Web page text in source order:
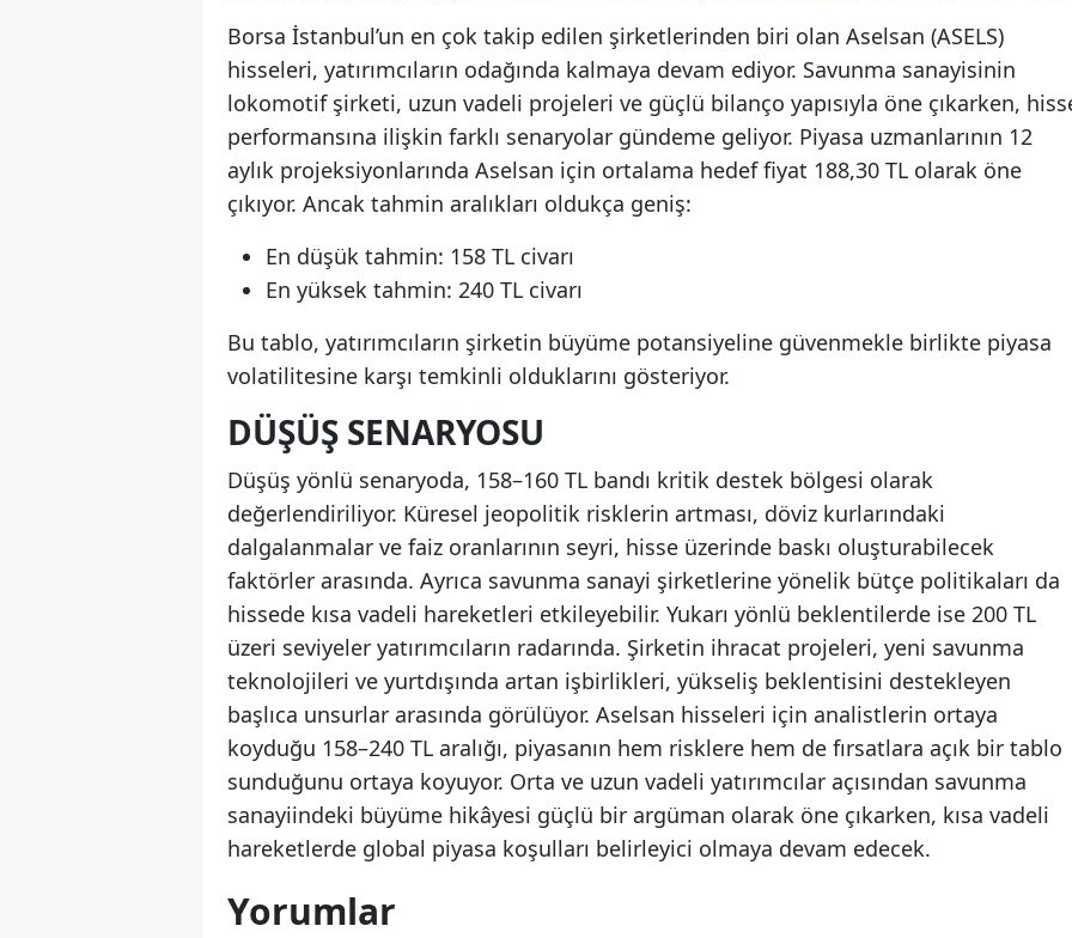
Borsa İstanbul’un en çok takip edilen şirketlerinden biri olan Aselsan (ASELS)
hisseleri, yatırımcıların odağında kalmaya devam ediyor. Savunma sanayisinin
lokomotif şirketi, uzun vadeli projeleri ve güçlü bilanço yapısıyla öne çıkarken,
performansına ilişkin farklı senaryolar gündeme geliyor. Piyasa uzmanlarının 12
aylık projeksiyonlarında Aselsan için ortalama hedef fiyat 188,30 TL olarak öne
çıkıyor. Ancak tahmin aralıkları oldukça geniş:
En düşük tahmin: 158 TL civarı
En yüksek tahmin: 240 TL civarı
Bu tablo, yatırımcıların şirketin büyüme potansiyeline güvenmekle birlikte piyasa
volatilitesine karşı temkinli olduklarını gösteriyor.
DÜŞÜŞ SENARYOSU
Düşüş yönlü senaryoda, 158–160 TL bandı kritik destek bölgesi olarak
değerlendiriliyor. Küresel jeopolitik risklerin artması, döviz kurlarındaki
dalgalanmalar ve faiz oranlarının seyri, hisse üzerinde baskı oluşturabilecek
faktörler arasında. Ayrıca savunma sanayi şirketlerine yönelik bütçe politikaları da
hissede kısa vadeli hareketleri etkileyebilir. Yukarı yönlü beklentilerde ise 200 TL
üzeri seviyeler yatırımcıların radarında. Şirketin ihracat projeleri, yeni savunma
teknolojileri ve yurtdışında artan işbirlikleri, yükseliş beklentisini destekleyen
başlıca unsurlar arasında görülüyor. Aselsan hisseleri için analistlerin ortaya
koyduğu 158–240 TL aralığı, piyasanın hem risklere hem de fırsatlara açık bir tablo
sunduğunu ortaya koyuyor. Orta ve uzun vadeli yatırımcılar açısından savunma
sanayiindeki büyüme hikâyesi güçlü bir argüman olarak öne çıkarken, kısa vadeli
hareketlerde global piyasa koşulları belirleyici olmaya devam edecek.
Yorumlar